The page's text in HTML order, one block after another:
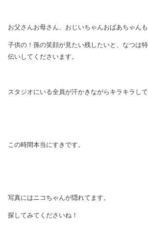
お父さんお母さん、おじいちゃんおばあちゃんも
子供の！孫の笑顔が見たい残したいと、なつは
伝いしてくださいます。
スタジオにいる全員が汗かきながらキラキラして
この時間本当にすきです。
写真にはニコちゃんが隠れてます。
探してみてくださいね！